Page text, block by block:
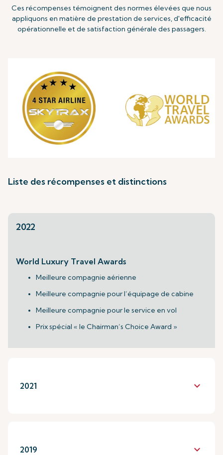
Ces récompenses témoignent des normes élevées que nous
appliquons en matière de prestation de services, d'efficacité
opérationnelle et de satisfaction générale des passagers.
Liste des récompenses et distinctions
2022
World Luxury Travel Awards
Meilleure compagnie aérienne
Meilleure compagnie pour l’équipage de cabine
Meilleure compagnie pour le service en vol
Prix spécial « le Chairman’s Choice Award »
2021 keyboard_arrow_down
2019 keyboard_arrow_down